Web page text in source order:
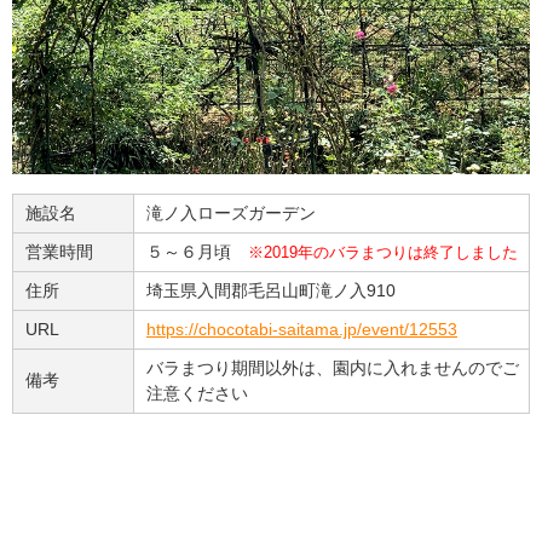
施設名
滝ノ入ローズガーデン
営業時間
５～６月頃 ※2019年のバラまつりは終了しました
住所
埼玉県入間郡毛呂山町滝ノ入910
URL
https://chocotabi-saitama.jp/event/12553
備考
バラまつり期間以外は、園内に入れませんのでご
注意ください